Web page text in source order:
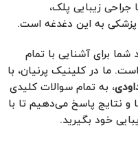
جراحی زیبایی پلک،
پزشکی به این دغدغه است.
برای آشنایی با تمام
ما در کلینیک پرنیان، با
، به تمام سوالات کلیدی
و نتایج پاسخ می‌دهیم تا با
خود بگیرید.